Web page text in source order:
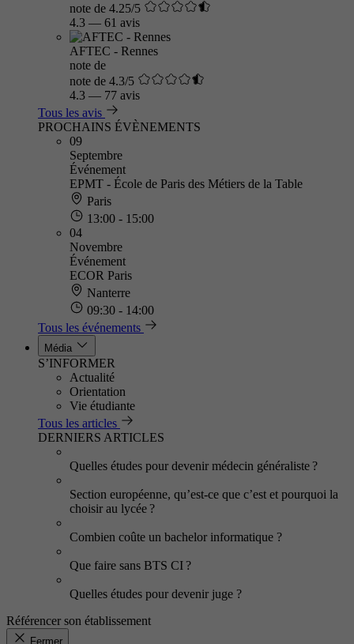
note de 4.25/5
4.3 — 61 avis
AFTEC - Rennes
note de
note de 4.3/5
4.3 — 77 avis
Tous les avis
PROCHAINS ÉVÈNEMENTS
09
Septembre
Événement
EPMT - École de Paris des Métiers de la Table
Paris
13:00 - 15:00
04
Novembre
Événement
ECOR Paris
Nanterre
09:30 - 14:00
Tous les événements
Média
S’INFORMER
Actualité
Orientation
Vie étudiante
Tous les articles
DERNIERS ARTICLES
Quelles études pour devenir médecin généraliste ?
Section européenne, qu’est-ce que c’est et pourquoi la
choisir au lycée ?
Combien coûte un bachelor informatique ?
Que faire sans BTS CI ?
Quelles études pour devenir juge ?
Référencer son établissement
Fermer